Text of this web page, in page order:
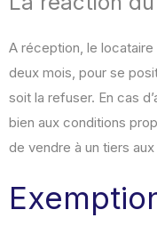
A réception, le locataire
deux mois, pour se
soit la refuser. En cas
bien aux conditions
de vendre à un tiers